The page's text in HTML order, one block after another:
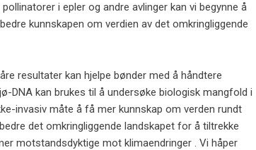
i epler og andre avlinger kan vi begynne å
kunnskapen om verdien av det omkringliggende
resultater kan hjelpe bønder med å håndtere
DNA kan brukes til å undersøke biologisk mangfold i
invasiv måte å få mer kunnskap om verden rundt
det omkringliggende landskapet for å tiltrekke
motstandsdyktige mot klimaendringer . Vi håper